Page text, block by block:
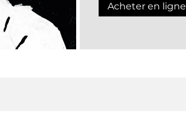
Acheter en ligne